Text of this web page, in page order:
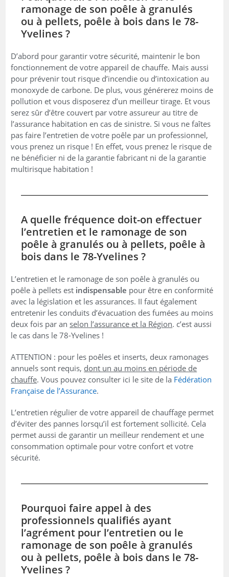
ramonage de son poêle à granulés
ou à pellets, poêle à bois dans le 78-
Yvelines ?
D’abord pour garantir votre sécurité, maintenir le bon
fonctionnement de votre appareil de chauffe. Mais aussi
pour prévenir tout risque d’incendie ou d’intoxication au
monoxyde de carbone. De plus, vous générerez moins de
pollution et vous disposerez d’un meilleur tirage. Et vous
serez sûr d’être couvert par votre assureur au titre de
l’assurance habitation en cas de sinistre. Si vous ne faîtes
pas faire l’entretien de votre poêle par un professionnel,
vous prenez un risque ! En effet, vous prenez le risque de
ne bénéficier ni de la garantie fabricant ni de la garantie
multirisque habitation !
A quelle fréquence doit-on effectuer
l’entretien et le ramonage de son
poêle à granulés ou à pellets, poêle à
bois dans le 78-Yvelines ?
L’entretien et le ramonage de son poêle à granulés ou
poêle à pellets est indispensable pour être en conformité
avec la législation et les assurances. II faut également
entretenir les conduits d’évacuation des fumées au moins
deux fois par an selon l’assurance et la Région. c’est aussi
le cas dans le 78-Yvelines !
ATTENTION : pour les poêles et inserts, deux ramonages
annuels sont requis, dont un au moins en période de
chauffe. Vous pouvez consulter ici le site de la Fédération
Française de l’Assurance.
L’entretien régulier de votre appareil de chauffage permet
d’éviter des pannes lorsqu’il est fortement sollicité. Cela
permet aussi de garantir un meilleur rendement et une
consommation optimale pour votre confort et votre
sécurité.
Pourquoi faire appel à des
professionnels qualifiés ayant
l’agrément pour l’entretien ou le
ramonage de son poêle à granulés
ou à pellets, poêle à bois dans le 78-
Yvelines ?